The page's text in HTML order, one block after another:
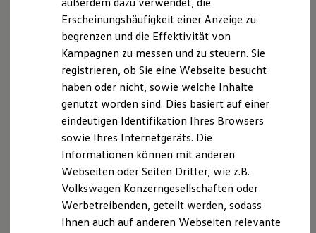
XTL-Dieselkraftstoff
Ersatzteile und Betriebsflüssigkeiten
Original Zubehör und Lifestyle Produkte
myVolkswagen
myVolkswagen Business
Elektrisch & Autonom
Elektro - & Hybridfahrzeuge
Unser Ansatz
Klimafreundlicher Strom
Reichweite & Ladelösungen
Reichweitensimulator
Ladezeitensimulator
Ladelösungen für Privatkunden
Ladelösungen für Gewerbekunden
Bidirektionales Laden
Förderung & Kosten der Elektrofahrzeuge
Fördermöglichkeiten für Privatkunden
Erscheinungshäufigkeit einer Anzeige zu
begrenzen und die Effektivität von
Kampagnen zu messen und zu steuern. Sie
registrieren, ob Sie eine Webseite besucht
haben oder nicht, sowie welche Inhalte
genutzt worden sind. Dies basiert auf einer
eindeutigen Identifikation Ihres Browsers
sowie Ihres Internetgeräts. Die
Informationen können mit anderen
Webseiten oder Seiten Dritter, wie z.B.
Volkswagen Konzerngesellschaften oder
Werbetreibenden, geteilt werden, sodass
Ihnen auch auf anderen Webseiten relevante